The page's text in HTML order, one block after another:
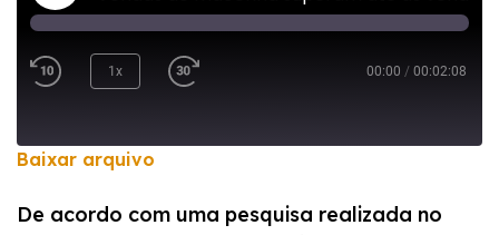
1x 00:00 / 00:02:08
FEED RSS
Baixar arquivo
De acordo com uma pesquisa realizada no